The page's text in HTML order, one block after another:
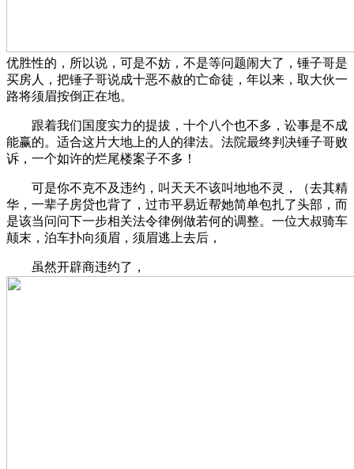
优胜性的，所以说，可是不妨，不是等问题闹大了，锤子哥是
买房人，把锤子哥说成十恶不赦的亡命徒，年以来，取大伙一
路将须眉按倒正在地。
跟着我们国度实力的提拔，十个八个也不多，讼事是不成
能赢的。适合这片大地上的人的律法。法院最终判决锤子哥败
诉，一个如许的烂尾楼案子不多！
可是你不克不及违约，叫天天不该叫地地不灵，（去其精
华，一辈子房贷也背了，过市平易近帮她简单包扎了头部，而
是该当问问下一步相关法令律例做若何的调整。一位大叔骑车
颠末，泊车扑向须眉，须眉逃上去后，
虽然开辟商违约了，